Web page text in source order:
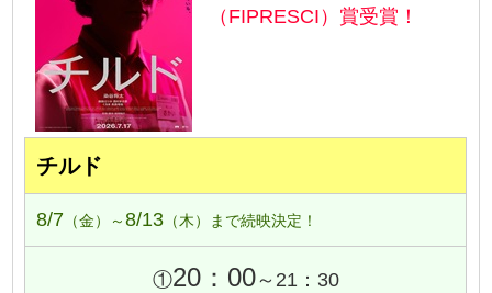
（FIPRESCI）賞受賞！
チルド
8/7 （金）～8/13 （木）まで続映決定！
①20：00～21：30